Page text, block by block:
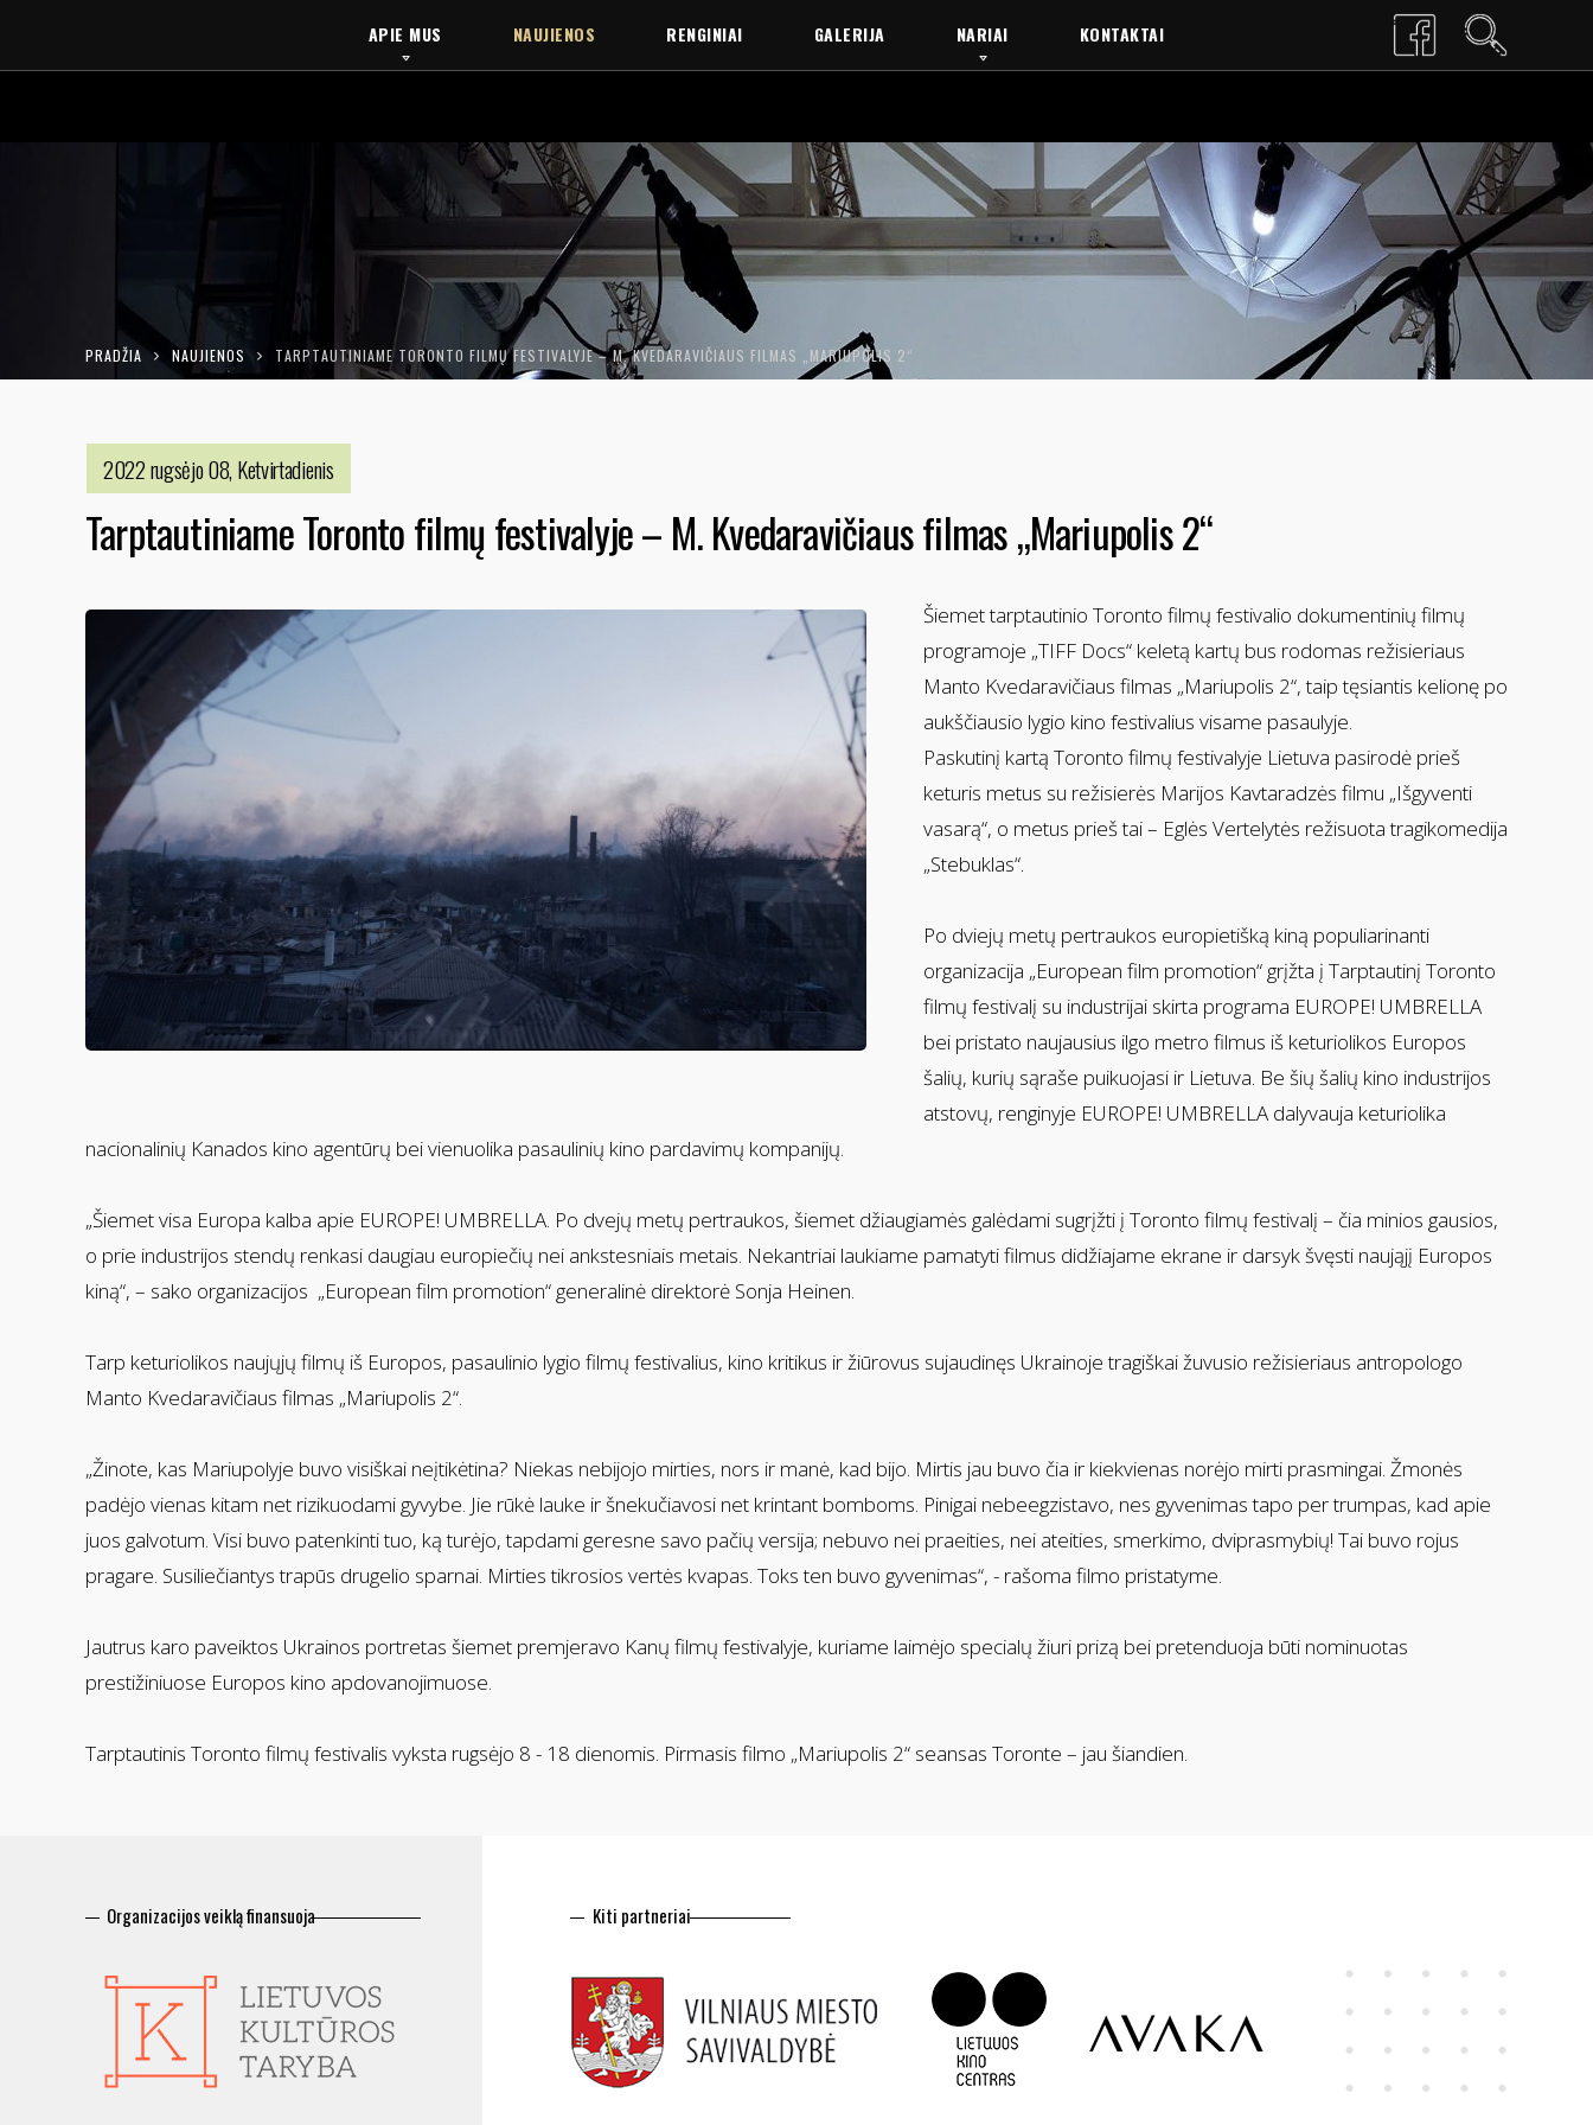
APIE MUS NAUJIENOS RENGINIAI GALERIJA NARIAI KONTAKTAI
PRADŽIA NAUJIENOS TARPTAUTINIAME TORONTO FILMŲ FESTIVALYJE – M. KVEDARAVIČIAUS FILMAS „MARIUPOLIS 2“
2022 rugsėjo 08, Ketvirtadienis
Tarptautiniame Toronto filmų festivalyje – M. Kvedaravičiaus filmas „Mariupolis 2“
Šiemet tarptautinio Toronto filmų festivalio dokumentinių filmų
programoje „TIFF Docs“ keletą kartų bus rodomas režisieriaus
Manto Kvedaravičiaus filmas „Mariupolis 2“, taip tęsiantis kelionę po
aukščiausio lygio kino festivalius visame pasaulyje.
Paskutinį kartą Toronto filmų festivalyje Lietuva pasirodė prieš
keturis metus su režisierės Marijos Kavtaradzės filmu „Išgyventi
vasarą“, o metus prieš tai – Eglės Vertelytės režisuota tragikomedija
„Stebuklas“.
Po dviejų metų pertraukos europietišką kiną populiarinanti
organizacija „European film promotion“ grįžta į Tarptautinį Toronto
filmų festivalį su industrijai skirta programa EUROPE! UMBRELLA
bei pristato naujausius ilgo metro filmus iš keturiolikos Europos
šalių, kurių sąraše puikuojasi ir Lietuva. Be šių šalių kino industrijos
atstovų, renginyje EUROPE! UMBRELLA dalyvauja keturiolika
nacionalinių Kanados kino agentūrų bei vienuolika pasaulinių kino pardavimų kompanijų.
„Šiemet visa Europa kalba apie EUROPE! UMBRELLA. Po dvejų metų pertraukos, šiemet džiaugiamės galėdami sugrįžti į Toronto filmų festivalį – čia minios gausios,
o prie industrijos stendų renkasi daugiau europiečių nei ankstesniais metais. Nekantriai laukiame pamatyti filmus didžiajame ekrane ir darsyk švęsti naująjį Europos
kiną“, – sako organizacijos „European film promotion“ generalinė direktorė Sonja Heinen.
Tarp keturiolikos naujųjų filmų iš Europos, pasaulinio lygio filmų festivalius, kino kritikus ir žiūrovus sujaudinęs Ukrainoje tragiškai žuvusio režisieriaus antropologo
Manto Kvedaravičiaus filmas „Mariupolis 2“.
„Žinote, kas Mariupolyje buvo visiškai neįtikėtina? Niekas nebijojo mirties, nors ir manė, kad bijo. Mirtis jau buvo čia ir kiekvienas norėjo mirti prasmingai. Žmonės
padėjo vienas kitam net rizikuodami gyvybe. Jie rūkė lauke ir šnekučiavosi net krintant bomboms. Pinigai nebeegzistavo, nes gyvenimas tapo per trumpas, kad apie
juos galvotum. Visi buvo patenkinti tuo, ką turėjo, tapdami geresne savo pačių versija; nebuvo nei praeities, nei ateities, smerkimo, dviprasmybių! Tai buvo rojus
pragare. Susiliečiantys trapūs drugelio sparnai. Mirties tikrosios vertės kvapas. Toks ten buvo gyvenimas“, - rašoma filmo pristatyme.
Jautrus karo paveiktos Ukrainos portretas šiemet premjeravo Kanų filmų festivalyje, kuriame laimėjo specialų žiuri prizą bei pretenduoja būti nominuotas
prestižiniuose Europos kino apdovanojimuose.
Tarptautinis Toronto filmų festivalis vyksta rugsėjo 8 - 18 dienomis. Pirmasis filmo „Mariupolis 2“ seansas Toronte – jau šiandien.
Organizacijos veiklą finansuoja Kiti partneriai